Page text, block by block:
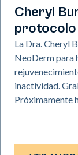
Cheryl
protocolo
La Dra. Cheryl
NeoDerm para
inactividad.
Próximamente